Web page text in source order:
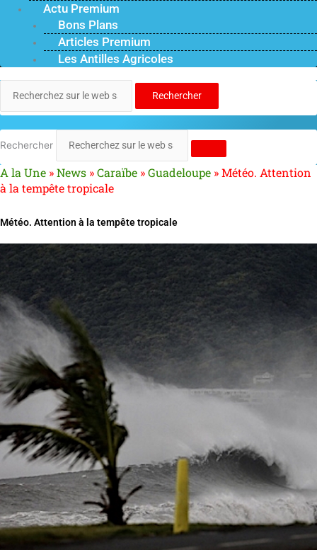
Actu Premium
Bons Plans
Articles Premium
Les Antilles Agricoles
Rechercher
Rechercher
A la Une »News »Caraïbe »Guadeloupe »Météo. Attention
à la tempête tropicale
Météo. Attention à la tempête tropicale